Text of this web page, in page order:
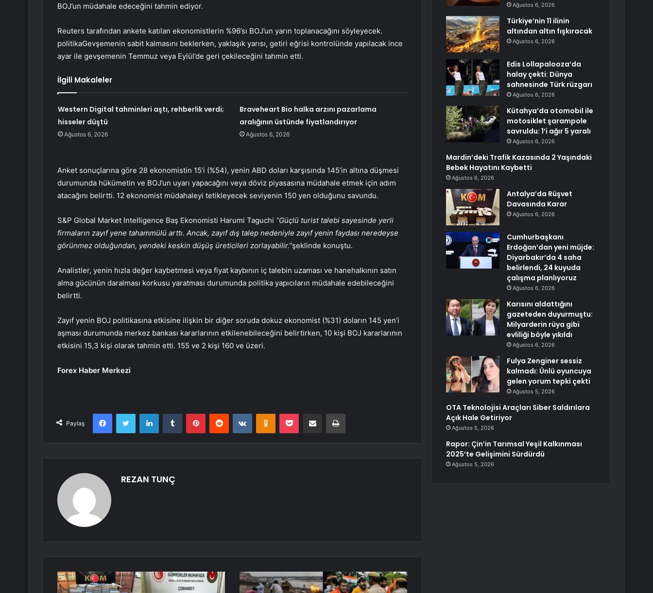
BOJ’un müdahale edeceğini tahmin ediyor.
Reuters tarafından ankete katılan ekonomistlerin %96’sı BOJ’un yarın toplanacağını söyleyecek.
politikaGevşemenin sabit kalmasını beklerken, yaklaşık yarısı, getiri eğrisi kontrolünde yapılacak ince
ayar ile gevşemenin Temmuz veya Eylül’de geri çekileceğini tahmin etti.
İlgili Makaleler
Western Digital tahminleri aştı, rehberlik verdi;
hisseler düştü
Ağustos 6, 2026
Braveheart Bio halka arzını pazarlama
aralığının üstünde fiyatlandırıyor
Ağustos 6, 2026
Anket sonuçlarına göre 28 ekonomistin 15’i (%54), yenin ABD doları karşısında 145’in altına düşmesi
durumunda hükümetin ve BOJ’un uyarı yapacağını veya döviz piyasasına müdahale etmek için adım
atacağını belirtti. 12 ekonomist müdahaleyi tetikleyecek seviyenin 150 yen olduğunu savundu.
S&P Global Market Intelligence Baş Ekonomisti Harumi Taguchi “Güçlü turist talebi sayesinde yerli
firmaların zayıf yene tahammülü arttı. Ancak, zayıf dış talep nedeniyle zayıf yenin faydası neredeyse
görünmez olduğundan, yendeki keskin düşüş üreticileri zorlayabilir.”şeklinde konuştu.
Analistler, yenin hızla değer kaybetmesi veya fiyat kaybının iç talebin uzaması ve hanehalkının satın
alma gücünün daralması korkusu yaratması durumunda politika yapıcıların müdahale edebileceğini
belirtti.
Zayıf yenin BOJ politikasına etkisine ilişkin bir diğer soruda dokuz ekonomist (%31) doların 145 yen’i
aşması durumunda merkez bankası kararlarının etkilenebileceğini belirtirken, 10 kişi BOJ kararlarının
etkisini 15,3 kişi olarak tahmin etti. 155 ve 2 kişi 160 ve üzeri.
Forex Haber Merkezi
Paylaş
FacebookTwitter LinkedInTumblr PinterestReddit VKontakteOdnoklassniki
Pocket E-Posta ile paylaş Yazdır
REZAN TUNÇ
Ağustos 6, 2026
Türkiye’nin 11 ilinin
altından altın fışkıracak
Ağustos 6, 2026
Edis Lollapalooza’da
halay çekti: Dünya
sahnesinde Türk rüzgarı
Ağustos 6, 2026
Kütahya’da otomobil ile
motosiklet şarampole
savruldu: 1’i ağır 5 yaralı
Ağustos 6, 2026
Mardin’deki Trafik Kazasında 2 Yaşındaki
Bebek Hayatını Kaybetti
Ağustos 6, 2026
Antalya’da Rüşvet
Davasında Karar
Ağustos 6, 2026
Cumhurbaşkanı
Erdoğan’dan yeni müjde:
Diyarbakır’da 4 saha
belirlendi, 24 kuyuda
çalışma planlıyoruz
Ağustos 6, 2026
Karısını aldattığını
gazeteden duyurmuştu:
Milyarderin rüya gibi
evliliği böyle yıkıldı
Ağustos 6, 2026
Fulya Zenginer sessiz
kalmadı: Ünlü oyuncuya
gelen yorum tepki çekti
Ağustos 5, 2026
OTA Teknolojisi Araçları Siber Saldırılara
Açık Hale Getiriyor
Ağustos 5, 2026
Rapor: Çin’in Tarımsal Yeşil Kalkınması
2025’te Gelişimini Sürdürdü
Ağustos 5, 2026